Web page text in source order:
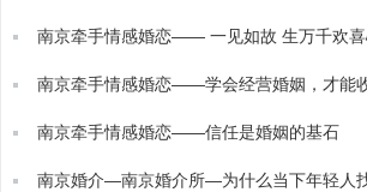
南京牵手情感婚恋—— 一见如故 生万千欢
南京牵手情感婚恋——学会经营婚姻，才能
南京牵手情感婚恋——信任是婚姻的基石
南京婚介—南京婚介所—为什么当下年轻人